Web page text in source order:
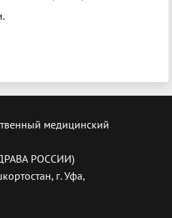
медицинский
РОССИИ)
г. Уфа,